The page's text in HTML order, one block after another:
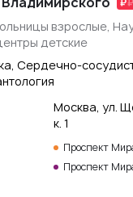
взрослые,
детские
Сердечно-
Москва, ул.
к. 1
Проспект
Проспект